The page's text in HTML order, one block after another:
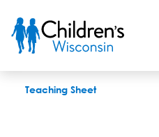
Teaching Sheet